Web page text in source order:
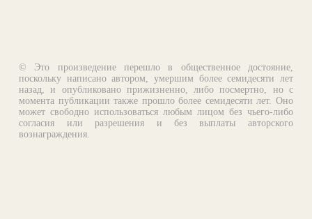
© Это произведение перешло в общественное достояние,
поскольку написано автором, умершим более семидесяти лет
назад, и опубликовано прижизненно, либо посмертно, но с
момента публикации также прошло более семидесяти лет. Оно
может свободно использоваться любым лицом без чьего-либо
согласия или разрешения и без выплаты авторского
вознаграждения.